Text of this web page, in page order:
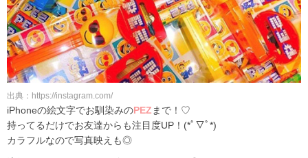
出典：https://instagram.com/
iPhoneの絵文字でお馴染みのPEZ まで！♡
持ってるだけでお友達からも注目度UP！(*ﾟ▽ﾟ*)
カラフルなので写真映えも◎